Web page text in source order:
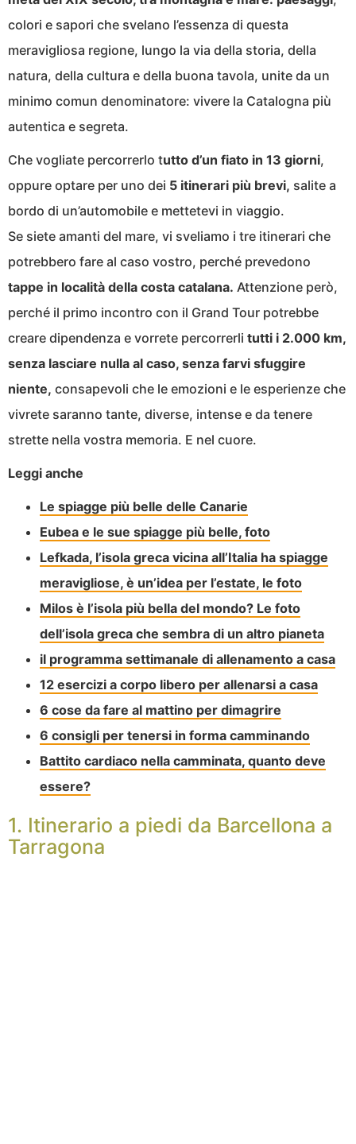
colori e sapori che svelano l’essenza di questa
meravigliosa regione, lungo la via della storia, della
natura, della cultura e della buona tavola, unite da un
minimo comun denominatore: vivere la Catalogna più
autentica e segreta.
Che vogliate percorrerlo tutto d’un fiato in 13 giorni,
oppure optare per uno dei 5 itinerari più brevi, salite a
bordo di un’automobile e mettetevi in viaggio.
Se siete amanti del mare, vi sveliamo i tre itinerari che
potrebbero fare al caso vostro, perché prevedono
tappe in località della costa catalana. Attenzione però,
perché il primo incontro con il Grand Tour potrebbe
creare dipendenza e vorrete percorrerli tutti i 2.000 km,
senza lasciare nulla al caso, senza farvi sfuggire
niente, consapevoli che le emozioni e le esperienze che
vivrete saranno tante, diverse, intense e da tenere
strette nella vostra memoria. E nel cuore.
Leggi anche
Le spiagge più belle delle Canarie
Eubea e le sue spiagge più belle, foto
Lefkada, l’isola greca vicina all’Italia ha spiagge
meravigliose, è un’idea per l’estate, le foto
Milos è l’isola più bella del mondo? Le foto
dell’isola greca che sembra di un altro pianeta
il programma settimanale di allenamento a casa
12 esercizi a corpo libero per allenarsi a casa
6 cose da fare al mattino per dimagrire
6 consigli per tenersi in forma camminando
Battito cardiaco nella camminata, quanto deve
essere?
1. Itinerario a piedi da Barcellona a
Tarragona